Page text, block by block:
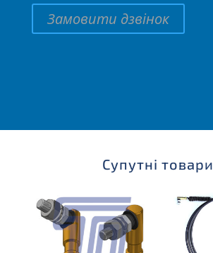
Замовити дзвінок
Супутні товари